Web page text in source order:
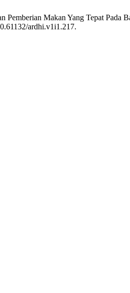
Pemberian Makan Yang Tepat
ardhi.v1i1.217.